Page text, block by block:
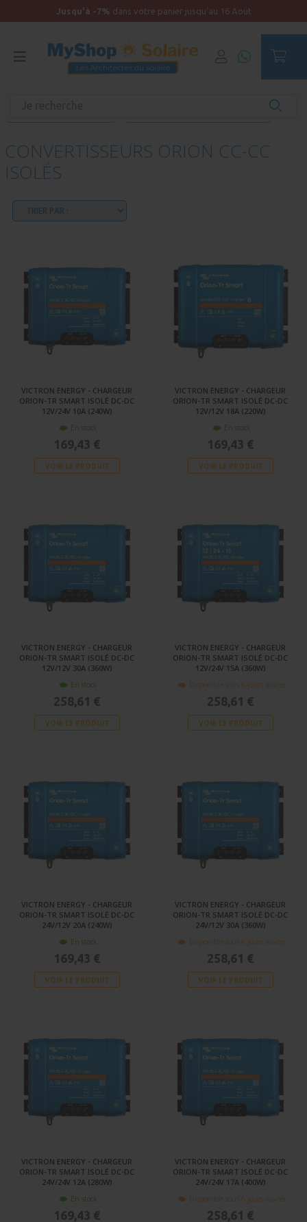
Jusqu'à -7% dans votre panier jusqu'au 16 Aout
CONVERTISSEURS ORION CC-CC
ISOLÉS
VICTRON ENERGY - CHARGEUR
ORION-TR SMART ISOLÉ DC-DC
12V/24V 10A (240W)
En stock
169,43 €
VOIR LE PRODUIT
VICTRON ENERGY - CHARGEUR
ORION-TR SMART ISOLÉ DC-DC
12V/12V 18A (220W)
En stock
169,43 €
VOIR LE PRODUIT
VICTRON ENERGY - CHARGEUR
ORION-TR SMART ISOLÉ DC-DC
12V/12V 30A (360W)
En stock
258,61 €
VOIR LE PRODUIT
VICTRON ENERGY - CHARGEUR
ORION-TR SMART ISOLÉ DC-DC
12V/24V 15A (360W)
Disponible sous 6 jours ouvrés
258,61 €
VOIR LE PRODUIT
VICTRON ENERGY - CHARGEUR
ORION-TR SMART ISOLÉ DC-DC
24V/12V 20A (240W)
En stock
169,43 €
VOIR LE PRODUIT
VICTRON ENERGY - CHARGEUR
ORION-TR SMART ISOLÉ DC-DC
24V/12V 30A (360W)
Disponible sous 6 jours ouvrés
258,61 €
VOIR LE PRODUIT
VICTRON ENERGY - CHARGEUR
ORION-TR SMART ISOLÉ DC-DC
24V/24V 12A (280W)
En stock
169,43 €
VICTRON ENERGY - CHARGEUR
ORION-TR SMART ISOLÉ DC-DC
24V/24V 17A (400W)
Disponible sous 6 jours ouvrés
258,61 €